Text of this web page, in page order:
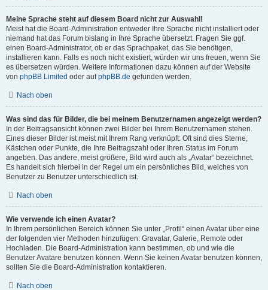
Meine Sprache steht auf diesem Board nicht zur Auswahl!
Meist hat die Board-Administration entweder Ihre Sprache nicht installiert oder
niemand hat das Forum bislang in Ihre Sprache übersetzt. Fragen Sie ggf.
einen Board-Administrator, ob er das Sprachpaket, das Sie benötigen,
installieren kann. Falls es noch nicht existiert, würden wir uns freuen, wenn Sie
es übersetzen würden. Weitere Informationen dazu können auf der Website
von phpBB Limited oder aufphpBB.de gefunden werden.
Nach oben
Was sind das für Bilder, die bei meinem Benutzernamen angezeigt werden?
In der Beitragsansicht können zwei Bilder bei Ihrem Benutzernamen stehen.
Eines dieser Bilder ist meist mit Ihrem Rang verknüpft: Oft sind dies Sterne,
Kästchen oder Punkte, die Ihre Beitragszahl oder Ihren Status im Forum
angeben. Das andere, meist größere, Bild wird auch als „Avatar“ bezeichnet.
Es handelt sich hierbei in der Regel um ein persönliches Bild, welches von
Benutzer zu Benutzer unterschiedlich ist.
Nach oben
Wie verwende ich einen Avatar?
In Ihrem persönlichen Bereich können Sie unter „Profil“ einen Avatar über eine
der folgenden vier Methoden hinzufügen: Gravatar, Galerie, Remote oder
Hochladen. Die Board-Administration kann bestimmen, ob und wie die
Benutzer Avatare benutzen können. Wenn Sie keinen Avatar benutzen können,
sollten Sie die Board-Administration kontaktieren.
Nach oben